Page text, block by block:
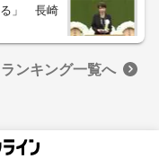
る」 長崎
ランキング一覧へ